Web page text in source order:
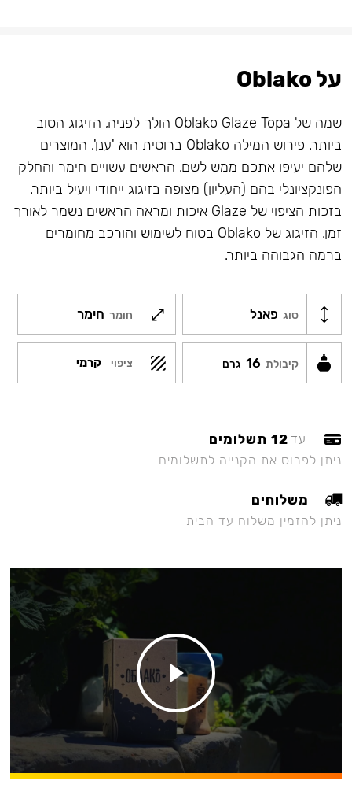
על Oblako
שמה של Oblako Glaze Topa הולך לפניה, הזיגוג הטוב
ביותר. פירוש המילה Oblako ברוסית הוא 'ענן', המוצרים
שלהם יעיפו אתכם ממש לשם. הראשים עשויים חימר והחלק
הפונקציונלי בהם (העליון) מצופה בזיגוג ייחודי ויעיל ביותר.
בזכות הציפוי של Glaze איכות ומראה הראשים נשמר לאורך
זמן. הזיגוג של Oblako בטוח לשימוש והורכב מחומרים
ברמה הגבוהה ביותר.
סוג פאנל חומר חימר
קיבולת 16 גרם ציפוי קרמי
עד 12 תשלומים
ניתן לפרוס את הקנייה לתשלומים
משלוחים
ניתן להזמין משלוח עד הבית